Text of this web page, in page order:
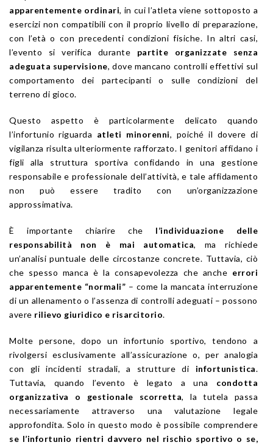
apparentemente ordinari, in cui l’atleta viene sottoposto a
esercizi non compatibili con il proprio livello di preparazione,
con l’età o con precedenti condizioni fisiche. In altri casi,
l’evento si verifica durante partite organizzate senza
adeguata supervisione, dove mancano controlli effettivi sul
comportamento dei partecipanti o sulle condizioni del
terreno di gioco.
Questo aspetto è particolarmente delicato quando
l’infortunio riguarda atleti minorenni, poiché il dovere di
vigilanza risulta ulteriormente rafforzato. I genitori affidano i
figli alla struttura sportiva confidando in una gestione
responsabile e professionale dell’attività, e tale affidamento
non può essere tradito con un’organizzazione
approssimativa.
È importante chiarire che l’individuazione delle
responsabilità non è mai automatica, ma richiede
un’analisi puntuale delle circostanze concrete. Tuttavia, ciò
che spesso manca è la consapevolezza che anche errori
apparentemente “normali” – come la mancata interruzione
di un allenamento o l’assenza di controlli adeguati – possono
avere rilievo giuridico e risarcitorio.
Molte persone, dopo un infortunio sportivo, tendono a
rivolgersi esclusivamente all’assicurazione o, per analogia
con gli incidenti stradali, a strutture di infortunistica.
Tuttavia, quando l’evento è legato a una condotta
organizzativa o gestionale scorretta, la tutela passa
necessariamente attraverso una valutazione legale
approfondita. Solo in questo modo è possibile comprendere
se l’infortunio rientri davvero nel rischio sportivo o se,